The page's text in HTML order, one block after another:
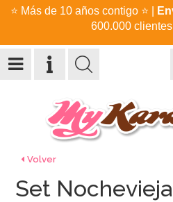
⭐ Más de 10 años contigo ⭐
600.000
Volver
Set